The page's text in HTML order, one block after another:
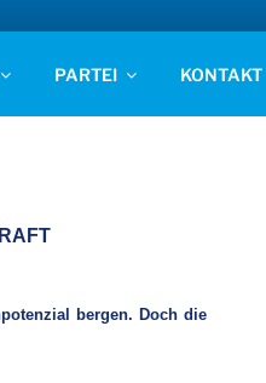
PARTEI KONTAKT
bergen. Doch die